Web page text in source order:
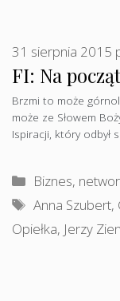
FI: Na
31 sierpnia 2015
Brzmi to może
może ze Słowem
Ispiracji, który odbył
Kategorie
Biznes,
Tagi
Anna Szubert,
Opiełka, Jerzy